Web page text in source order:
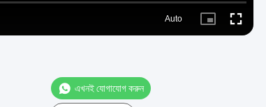
Auto
Picture- Fullscreen
এখনই যোগাযোগ করুন